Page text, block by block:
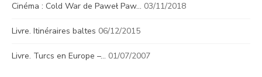
Cinéma : Cold War de Paweł Paw… 03/11/2018
Livre. Itinéraires baltes 06/12/2015
Livre. Turcs en Europe –… 01/07/2007